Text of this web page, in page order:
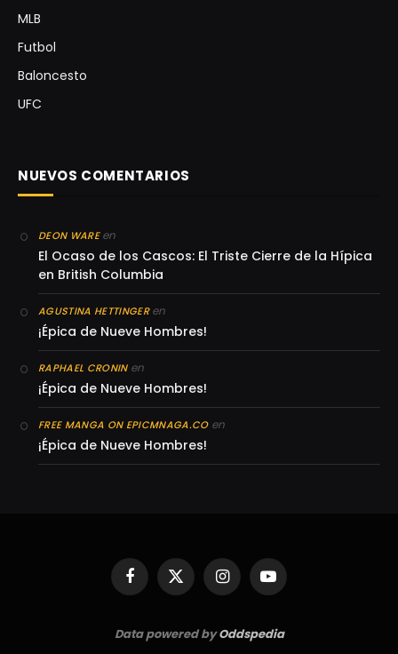
MLB
Futbol
Baloncesto
UFC
NUEVOS COMENTARIOS
DEON WAREen
El Ocaso de los Cascos: El Triste Cierre de la Hípica
en British Columbia
AGUSTINA HETTINGERen
¡Épica de Nueve Hombres!
RAPHAEL CRONINen
¡Épica de Nueve Hombres!
FREE MANGA ON EPICMNAGA.COen
¡Épica de Nueve Hombres!
Facebook
X
(Twitter)
InstagramYouTube
Data powered byOddspedia